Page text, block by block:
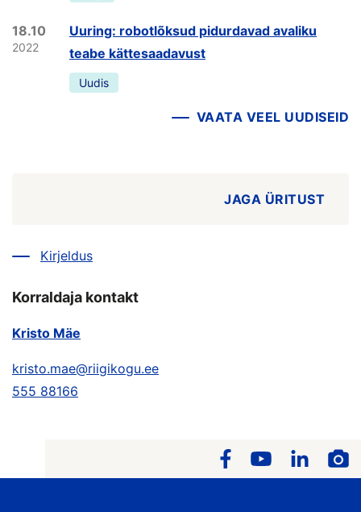
JAGA ÜRITUST
Kirjeldus
Korraldaja kontakt
Kristo Mäe
kristo.mae@riigikogu.ee
555 88166
18.10
2022
Uuring: robotlõksud pidurdavad avaliku
teabe kättesaadavust
Uudis
VAATA VEEL UUDISEID